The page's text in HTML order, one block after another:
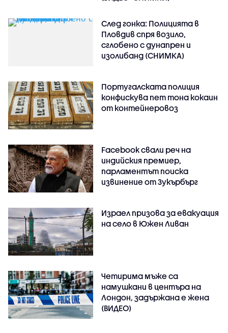
След гонка: Полицията в
Пловдив спря возило,
сглобено с дунапрен и
изолибанд (СНИМКА)
Португалската полиция
конфискува пет тона кокаин
от контейнеровоз
Facebook свали реч на
индийския премиер,
парламентът поиска
извинение от Зукърбърг
Израел призова за евакуация
на село в Южен Ливан
Четирима мъже са
намушкани в центъра на
Лондон, задържана е жена
(ВИДЕО)